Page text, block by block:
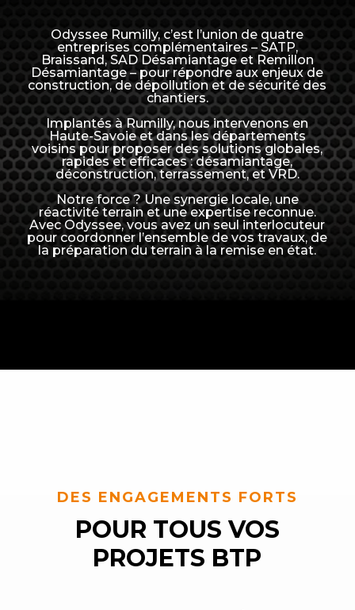
Odyssee Rumilly, c’est l’union de quatre
entreprises complémentaires – SATP,
Braissand, SAD Désamiantage et Remillon
Désamiantage – pour répondre aux enjeux de
construction, de dépollution et de sécurité des
chantiers.
Implantés à Rumilly, nous intervenons en
Haute-Savoie et dans les départements
voisins pour proposer des solutions globales,
rapides et efficaces : désamiantage,
déconstruction, terrassement, et VRD.
Notre force ? Une synergie locale, une
réactivité terrain et une expertise reconnue.
Avec Odyssee, vous avez un seul interlocuteur
pour coordonner l’ensemble de vos travaux, de
la préparation du terrain à la remise en état.
DES ENGAGEMENTS FORTS
POUR TOUS VOS
PROJETS BTP